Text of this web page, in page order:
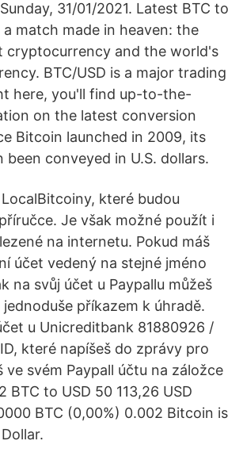
31/01/2021. Latest BTC to
a match made in heaven: the
cryptocurrency and the world's
BTC/USD is a major trading
here, you'll find up-to-the-
on the latest conversion
Bitcoin launched in 2009, its
been conveyed in U.S. dollars.
které budou
Je však možné použít i
na internetu. Pokud máš
účet vedený na stejné jméno
na svůj účet u Paypallu můžeš
příkazem k úhradě.
u Unicreditbank 81880926 /
které napíšeš do zprávy pro
ve svém Paypall účtu na záložce
BTC to USD 50 113,26 USD
BTC (0,00%) 0.002 Bitcoin is